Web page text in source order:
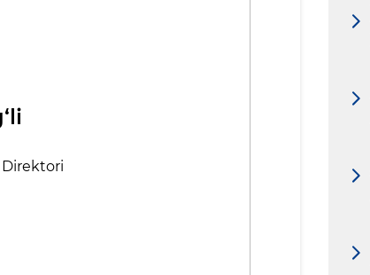
Direktori